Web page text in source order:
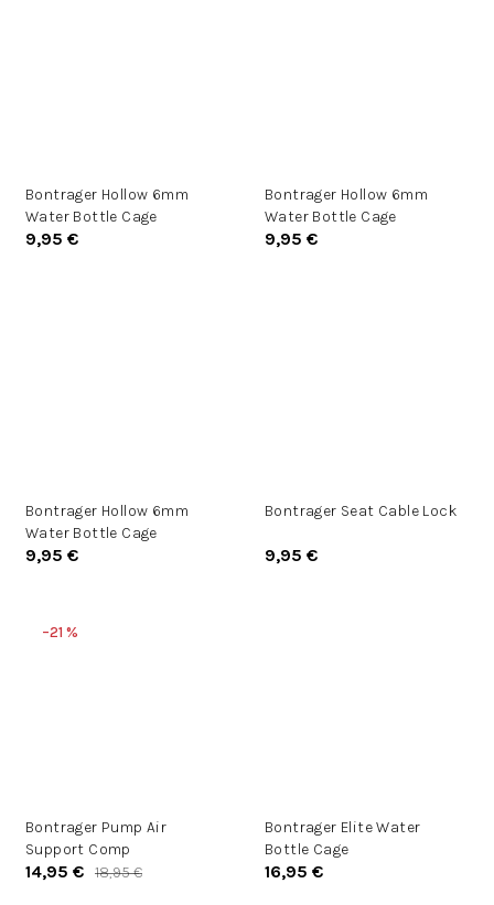
Bontrager Hollow 6mm
Water Bottle Cage
9,95 €
Bontrager Hollow 6mm
Water Bottle Cage
9,95 €
Bontrager Hollow 6mm
Water Bottle Cage
9,95 €
Bontrager Seat Cable Lock
9,95 €
–21 %
Bontrager Pump Air
Support Comp
14,95 € 18,95 €
Bontrager Elite Water
Bottle Cage
16,95 €